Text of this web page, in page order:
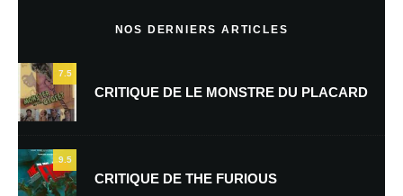
NOS DERNIERS ARTICLES
7.5
CRITIQUE DE LE MONSTRE DU PLACARD
9.5
CRITIQUE DE THE FURIOUS